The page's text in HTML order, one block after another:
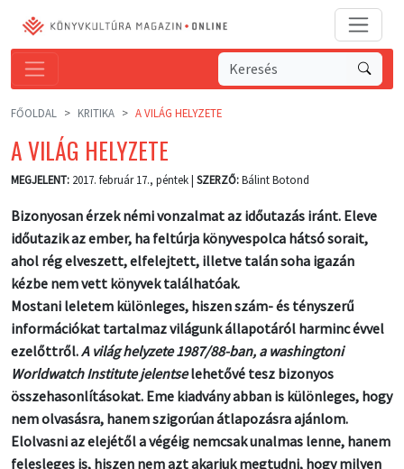
FŐOLDAL KRITIKA A VILÁG HELYZETE
A VILÁG HELYZETE
MEGJELENT: 2017. február 17., péntek | SZERZŐ:Bálint Botond
Bizonyosan érzek némi vonzalmat az időutazás iránt. Eleve
időutazik az ember, ha feltúrja könyvespolca hátsó sorait,
ahol rég elveszett, elfelejtett, illetve talán soha igazán
kézbe nem vett könyvek találhatóak.
Mostani leletem különleges, hiszen szám- és tényszerű
információkat tartalmaz világunk állapotáról harminc évvel
ezelőttről.A világ helyzete 1987/88-ban, a washingtoni
Worldwatch Institute jelentselehetővé tesz bizonyos
összehasonlításokat. Eme kiadvány abban is különleges, hogy
nem olvasásra, hanem szigorúan átlapozásra ajánlom.
Elolvasni az elejétől a végéig nemcsak unalmas lenne, hanem
felesleges is, hiszen nem azt akarjuk megtudni, hogy milyen